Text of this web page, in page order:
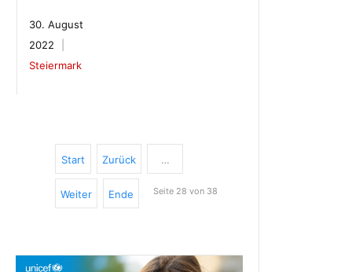
30. August
2022
Steiermark
Start Zurück …
Weiter Ende Seite 28 von 38